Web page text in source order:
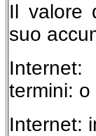
Il valore
suo
termini:
Internet: